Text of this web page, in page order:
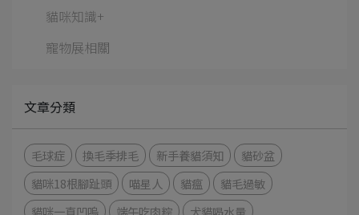
貓咪知識+
寵物展相關
文章分類
毛球症 換毛季排毛 新手養貓須知
貓砂盆
貓咪18根腳趾頭
喵星人 貓瘟
貓毛過敏
貓咪一直凹嗚
端午吃肉粽 犬貓喝水量